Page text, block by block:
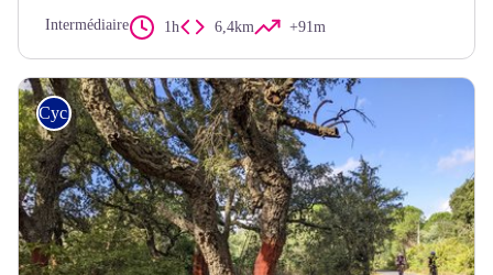
Intermédiaire 1h 6,4km +91m
Cyclo